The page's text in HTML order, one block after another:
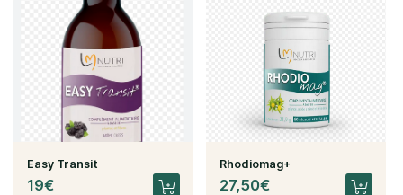
résultats
Contact
Inscription
Rejoignez-
Easy Transit
19€
Rhodiomag+
27,50€